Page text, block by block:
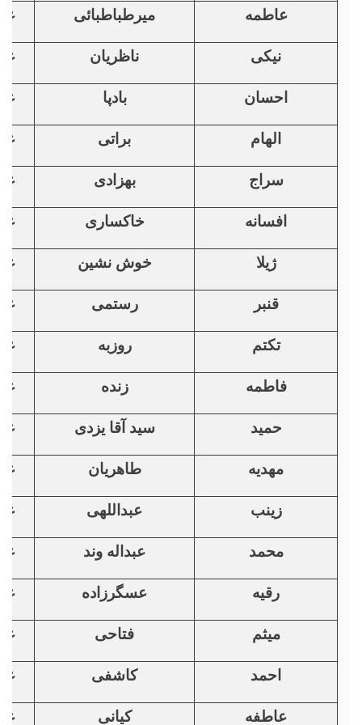
عاطمه میرطباطبائی
نیکی ناظریان
احسان بادپا
الهام براتی
سراج بهزادی
افسانه خاکساری
ژیلا خوش نشین
قنبر رستمی
تکتم روزبه
فاطمه زنده
حمید سید آقا یزدی
مهدیه طاهریان
زينب عبداللهی
محمد عبداله وند
رقیه عسگرزاده
میثم فتاحی
احمد کاشفی
عاطفه کیانی